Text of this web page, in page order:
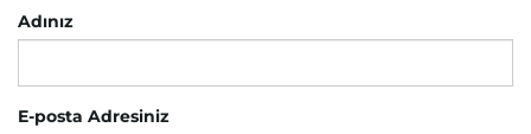
Adınız
E-posta Adresiniz